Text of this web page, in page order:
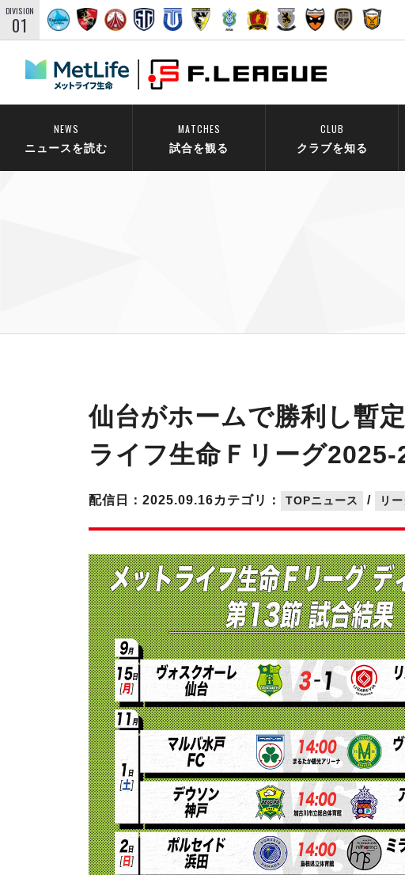
DIVISION
01
NEWS
ニュースを読む
MATCHES
試合を観る
CLUB
クラブを知る
仙台がホームで勝利し暫
ライフ生命Ｆリーグ2025-
カテゴリ： TOPニュース / リ
配信日：2025.09.16